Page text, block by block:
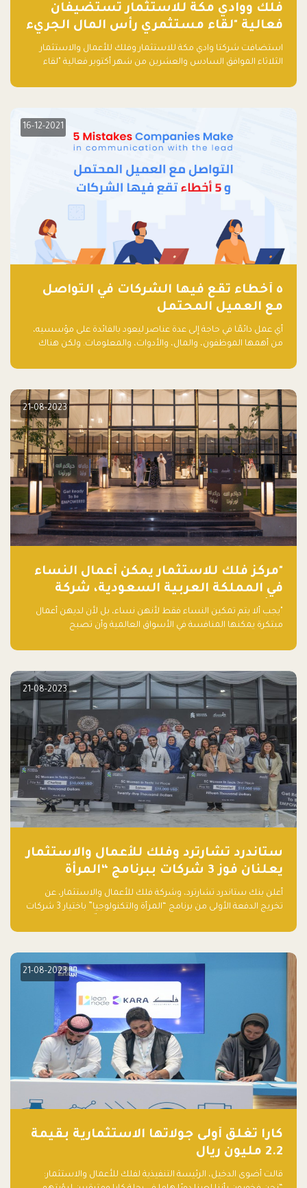
فلك ووادي مكة للاستثمار تستضيفان
فعالية "لقاء مستثمري رأس المال الجريء
في المنطقة"
استضافت شركتا وادي مكة للاستثمار وفلك للأعمال والاستثمار
الثلاثاء الموافق السادس والعشرين من شهر أكتوبر فعالية "لقاء
مشاركاً من أبرز صناديق رأس المال الجريء وممثلي المؤسسات
16-12-2021
٥ أخطاء تقع فيها الشركات في التواصل
مع العميل المحتمل
أي عمل دائمًا في حاجة إلى عدة عناصر ليعود بالفائدة على مؤسسيه،
من أهمها الموظفون، والمال، والأدوات، والمعلومات. ولكن هناك
أساسه ذلك العمل.
21-08-2023
"مركز فلك للاستثمار يمكّن أعمال النساء
في المملكة العربية السعودية، شركة
ناشئة تلو الأخرى."
"يجب ألا يتم تمكين النساء فقط لأنهن نساء، بل لأن لديهن أعمال
مبتكرة يمكنها المنافسة في الأسواق العالمية وأن تصبح
21-08-2023
ستاندرد تشارترد وفلك للأعمال والاستثمار
يعلنان فوز 3 شركات ببرنامج “المرأة
والتكنولوجيا”
أعلن بنك ستاندرد تشارترد، وشركة فلك للأعمال والاستثمار، عن
تخريج الدفعة الأولى من برنامج “المرأة والتكنولوجيا” باختيار 3 شركات
الأعمال، اللواتي خضعن لبرنامج حاضنة مدته 8 أسابيع، أفكاراً مبتكرة
21-08-2023
كارا تغلق أولى جولاتها الاستثمارية بقيمة
2.2 مليون ريال
قالت أضوى الدخيل، الرئيسة التنفيذية لفلك للأعمال والاستثمار: